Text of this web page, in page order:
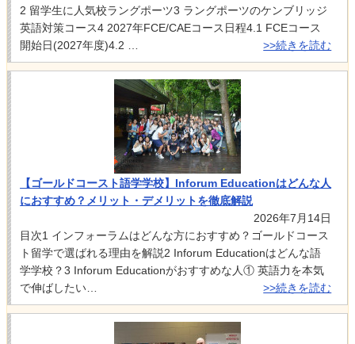
2 留学生に人気校ラングポーツ3 ラングポーツのケンブリッジ
英語対策コース4 2027年FCE/CAEコース日程4.1 FCEコース
開始日(2027年度)4.2 …
>>続きを読む
【ゴールドコースト語学学校】Inforum Educationはどんな人
におすすめ？メリット・デメリットを徹底解説
2026年7月14日
目次1 インフォーラムはどんな方におすすめ？ゴールドコース
ト留学で選ばれる理由を解説2 Inforum Educationはどんな語
学学校？3 Inforum Educationがおすすめな人① 英語力を本気
で伸ばしたい…
>>続きを読む